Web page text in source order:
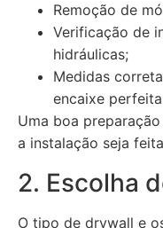
Remoção de
Verificação de
hidráulicas;
Medidas
encaixe
Uma boa
a instalação seja
2. Escolha
O tipo de drywall e